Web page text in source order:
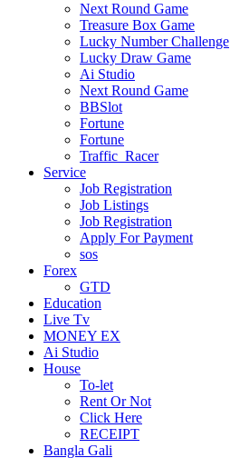
Next Round Game
Treasure Box Game
Lucky Number Challenge
Lucky Draw Game
Ai Studio
Next Round Game
BBSlot
Fortune
Fortune
Traffic_Racer
Service
Job Registration
Job Listings
Job Registration
Apply For Payment
sos
Forex
GTD
Education
Live Tv
MONEY EX
Ai Studio
House
To-let
Rent Or Not
Click Here
RECEIPT
Bangla Gali